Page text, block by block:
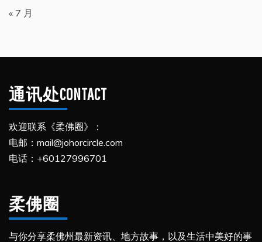
« 7 月
通讯处CONTACT
欢迎联系《柔佛圈》：
电邮：mail@johorcircle.com
电话：+60127996701
柔佛圈
与你分享柔佛州最新资讯、地方故事，以及生活中美好的事